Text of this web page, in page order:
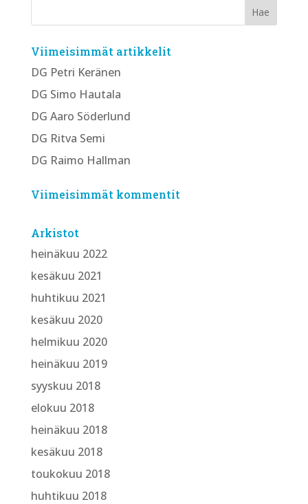
Viimeisimmät artikkelit
DG Petri Keränen
DG Simo Hautala
DG Aaro Söderlund
DG Ritva Semi
DG Raimo Hallman
Viimeisimmät kommentit
Arkistot
heinäkuu 2022
kesäkuu 2021
huhtikuu 2021
kesäkuu 2020
helmikuu 2020
heinäkuu 2019
syyskuu 2018
elokuu 2018
heinäkuu 2018
kesäkuu 2018
toukokuu 2018
huhtikuu 2018